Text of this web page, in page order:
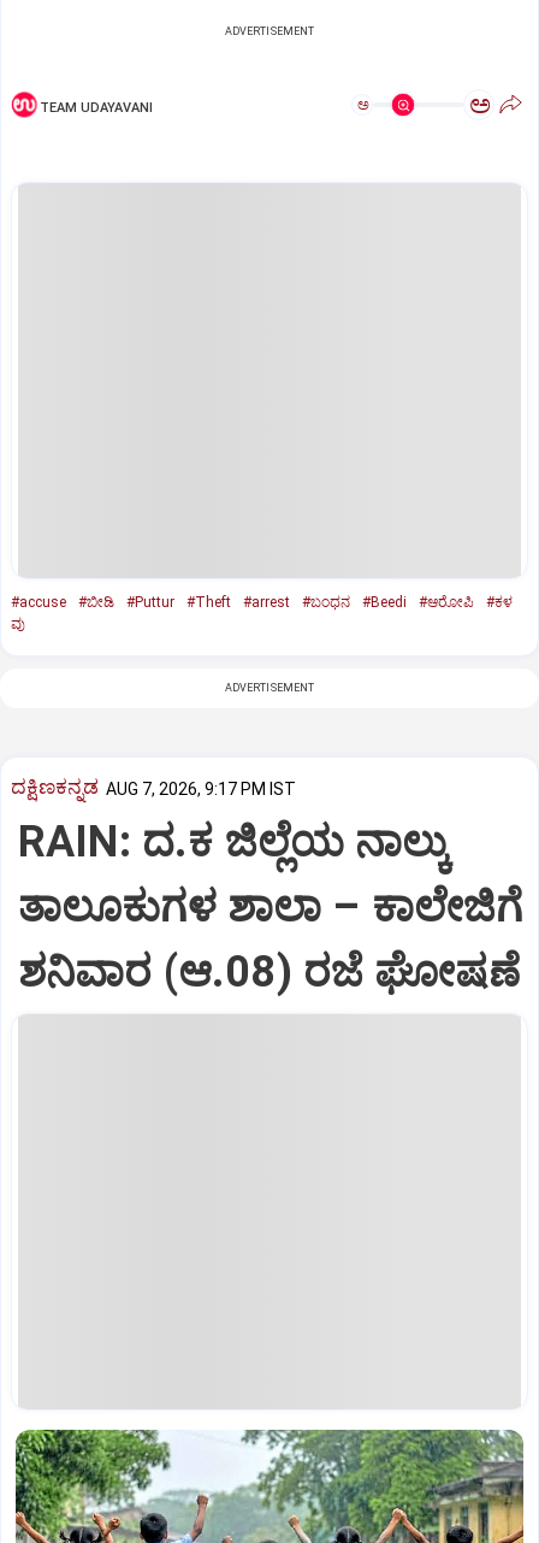
ADVERTISEMENT
TEAM UDAYAVANI ಅ ಅ
#accuse #ಬೀಡಿ #Puttur #Theft #arrest #ಬಂಧನ #Beedi #ಆರೋಪಿ
#ಕಳ
ವು
ADVERTISEMENT
ದಕ್ಷಿಣಕನ್ನಡ AUG 7, 2026, 9:17 PM IST
RAIN: ದ.ಕ ಜಿಲ್ಲೆಯ ನಾಲ್ಕು
ತಾಲೂಕುಗಳ ಶಾಲಾ – ಕಾಲೇಜಿಗೆ
ಶನಿವಾರ (ಆ.08) ರಜೆ ಘೋಷಣೆ